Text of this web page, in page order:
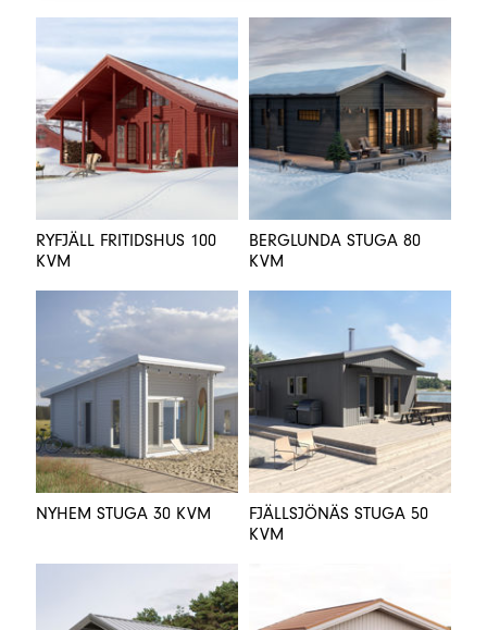
RYFJÄLL FRITIDSHUS 100
KVM
BERGLUNDA STUGA 80
KVM
NYHEM STUGA 30 KVM
FJÄLLSJÖNÄS STUGA 50
KVM